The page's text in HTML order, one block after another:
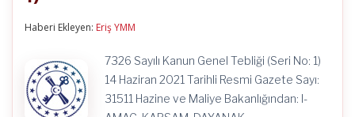
1)
için
Haberi Ekleyen: Eriş YMM
7326 Sayılı Kanun Genel Tebliği (Seri No: 1)
14 Haziran 2021 Tarihli Resmi Gazete Sayı:
31511 Hazine ve Maliye Bakanlığından: I-